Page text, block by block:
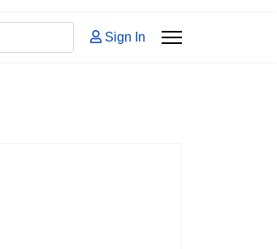
Sign In